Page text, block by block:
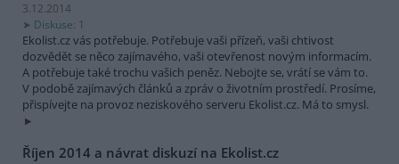
3.12.2014
Diskuse: 1
Ekolist.cz vás potřebuje. Potřebuje vaši přízeň, vaši chtivost
dozvědět se něco zajímavého, vaši otevřenost novým informacím.
A potřebuje také trochu vašich peněz. Nebojte se, vrátí se vám to.
V podobě zajímavých článků a zpráv o životním prostředí. Prosíme,
přispívejte na provoz neziskového serveru Ekolist.cz. Má to smysl.
Říjen 2014 a návrat diskuzí na Ekolist.cz